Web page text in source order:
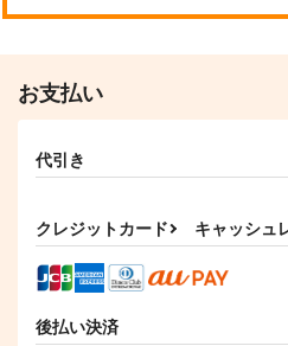
お支払い
代引き
クレジットカード キャッシュ
後払い決済